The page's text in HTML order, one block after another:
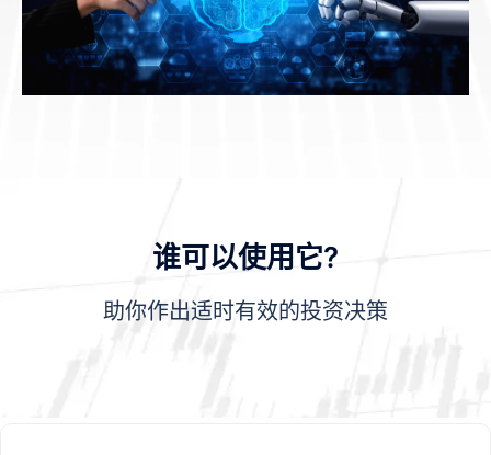
谁可以使用它?
助你作出适时有效的投资决策